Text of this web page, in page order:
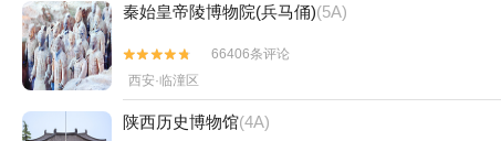
秦始皇帝陵博物院(兵马俑)(5A)


66406条评论
西安·临潼区
陕西历史博物馆(4A)